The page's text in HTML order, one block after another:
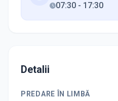
07:30 - 17:30
Detalii
PREDARE ÎN LIMBĂ